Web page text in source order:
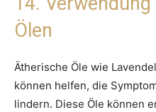
Ölen
Ätherische Öle wie
können helfen, die
lindern. Diese Öle können